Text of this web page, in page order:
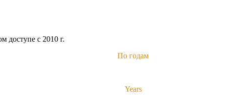
доступе с 2010 г.
По годам
Years